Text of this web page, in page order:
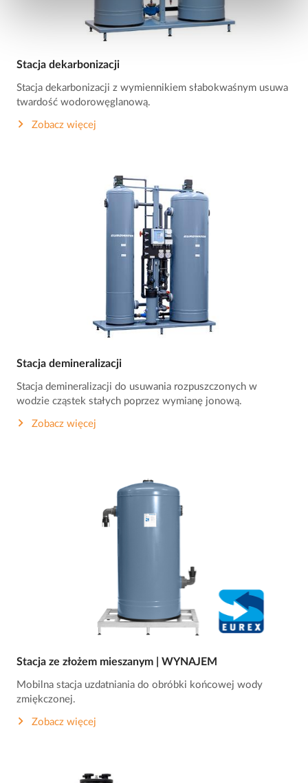
Stacja dekarbonizacji
Stacja dekarbonizacji z wymiennikiem słabokwaśnym usuwa
twardość wodorowęglanową.
Zobacz więcej
Stacja demineralizacji
Stacja demineralizacji do usuwania rozpuszczonych w
wodzie cząstek stałych poprzez wymianę jonową.
Zobacz więcej
Stacja ze złożem mieszanym | WYNAJEM
Mobilna stacja uzdatniania do obróbki końcowej wody
zmiękczonej.
Zobacz więcej